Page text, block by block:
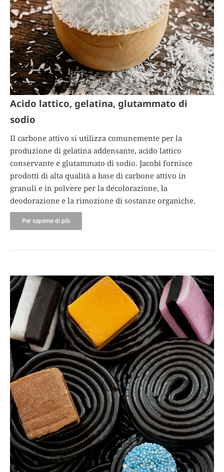
Acido lattico, gelatina, glutammato di
sodio
Il carbone attivo si utilizza comunemente per la
produzione di gelatina addensante, acido lattico
conservante e glutammato di sodio. Jacobi fornisce
prodotti di alta qualità a base di carbone attivo in
granuli e in polvere per la decolorazione, la
deodorazione e la rimozione di sostanze organiche.
Per saperne di più